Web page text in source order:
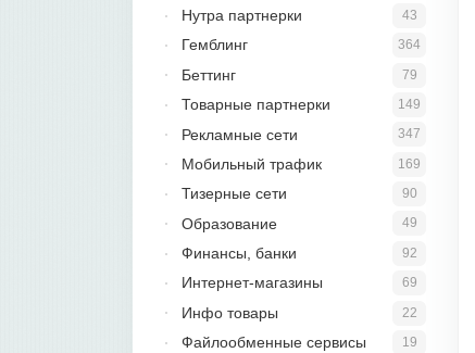
43
Нутра партнерки
364
Гемблинг
79
Беттинг
149
Товарные партнерки
347
Рекламные сети
169
Мобильный трафик
90
Тизерные сети
49
Образование
92
Финансы, банки
69
Интернет-магазины
22
Инфо товары
19
Файлообменные сервисы